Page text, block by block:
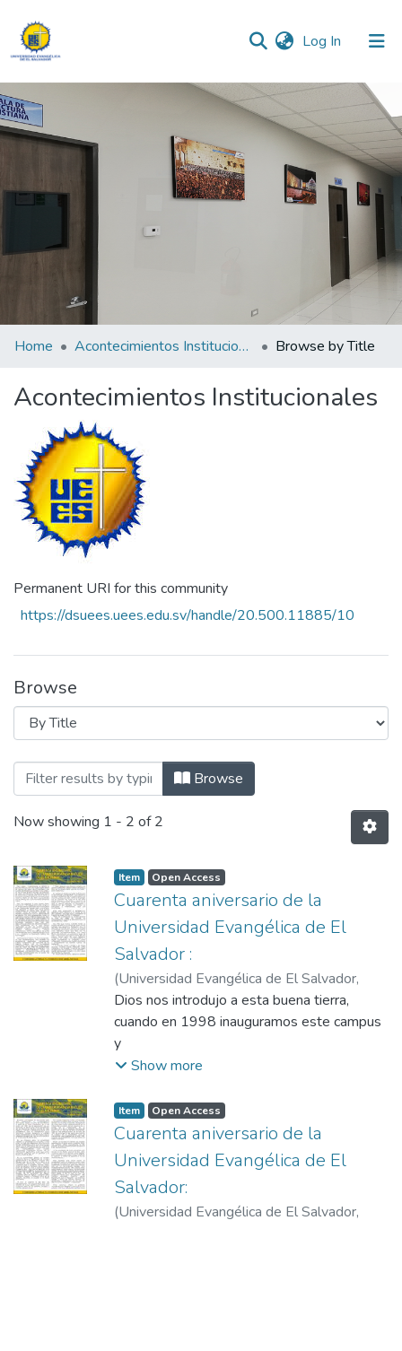
Log In (current)
Communities & Collections
All of DSpace
Home Acontecimientos Institucionales Browse by Title
Acontecimientos Institucionales
Permanent URI for this community
https://dsuees.uees.edu.sv/handle/20.500.11885/10
Browse
Browsing Acontecimientos
Browse
Now showing 1 - 2 of 2
Item Open Access
Cuarenta aniversario de la
Universidad Evangélica de El
Salvador :
(Universidad Evangélica de El Salvador,
2021-06-23)Vigil, Carlos H.
Dios nos introdujo a esta buena tierra,
cuando en 1998 inauguramos este campus
y
en el que hemos disfrutado de la naturaleza
Segunda Parte
Show more
Item Open Access
Cuarenta aniversario de la
Universidad Evangélica de El
Salvador:
(Universidad Evangélica de El Salvador,